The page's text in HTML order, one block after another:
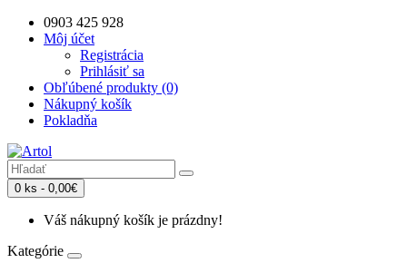
0903 425 928
Môj účet
Registrácia
Prihlásiť sa
Obľúbené produkty (0)
Nákupný košík
Pokladňa
0 ks - 0,00€
Váš nákupný košík je prázdny!
Kategórie